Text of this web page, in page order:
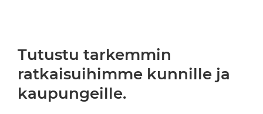
Tutustu tarkemmin
ratkaisuihimme kunnille ja
kaupungeille.